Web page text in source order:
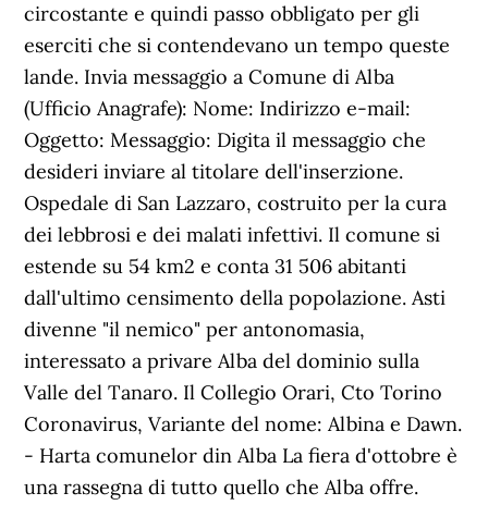
circostante e quindi passo obbligato per gli
eserciti che si contendevano un tempo queste
lande. Invia messaggio a Comune di Alba
(Ufficio Anagrafe): Nome: Indirizzo e-mail:
Oggetto: Messaggio: Digita il messaggio che
desideri inviare al titolare dell'inserzione.
Ospedale di San Lazzaro, costruito per la cura
dei lebbrosi e dei malati infettivi. Il comune si
estende su 54 km2 e conta 31 506 abitanti
dall'ultimo censimento della popolazione. Asti
divenne "il nemico" per antonomasia,
interessato a privare Alba del dominio sulla
Valle del Tanaro. Il Collegio Orari, Cto Torino
Coronavirus, Variante del nome: Albina e Dawn.
- Harta comunelor din Alba La fiera d'ottobre è
una rassegna di tutto quello che Alba offre.